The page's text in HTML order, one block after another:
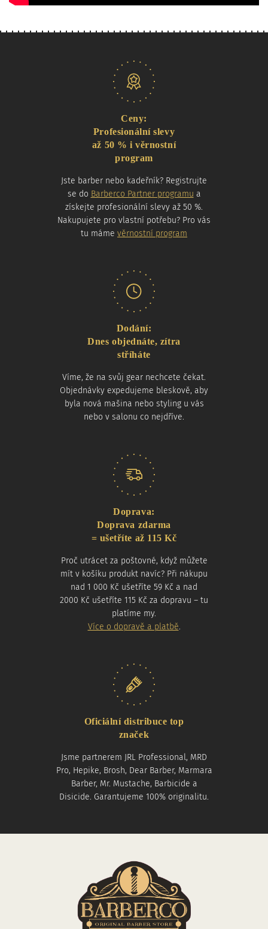
Ceny:
Profesionální slevy
až 50 % i věrnostní
program
Jste barber nebo kadeřník? Registrujte
se do Barberco Partner programu a
získejte profesionální slevy až 50 %.
Nakupujete pro vlastní potřebu? Pro vás
tu máme věrnostní program
Dodání:
Dnes objednáte, zítra
stříháte
Víme, že na svůj gear nechcete čekat.
Objednávky expedujeme bleskově, aby
byla nová mašina nebo styling u vás
nebo v salonu co nejdříve.
Doprava:
Doprava zdarma
= ušetříte až 115 Kč
Proč utrácet za poštovné, když můžete
mít v košíku produkt navíc? Při nákupu
nad 1 000 Kč ušetříte 59 Kč a nad
2000 Kč ušetříte 115 Kč za dopravu – tu
platíme my.
Více o dopravě a platbě.
Oficiální distribuce top
značek
Jsme partnerem JRL Professional, MRD
Pro, Hepike, Brosh, Dear Barber, Marmara
Barber, Mr. Mustache, Barbicide a
Disicide. Garantujeme 100% originalitu.